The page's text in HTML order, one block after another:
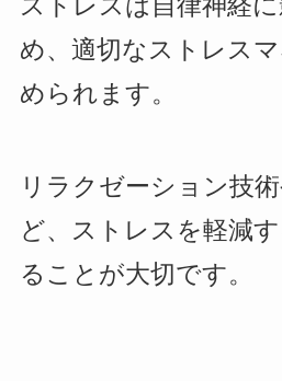
ストレスは自律神経
め、適切なストレス
められます。
リラクゼーション技
ど、ストレスを軽減
ることが大切です。